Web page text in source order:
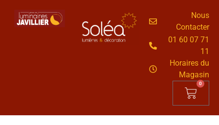
Nous
Contacter
01 60 07 71
11
Horaires du
Magasin
0